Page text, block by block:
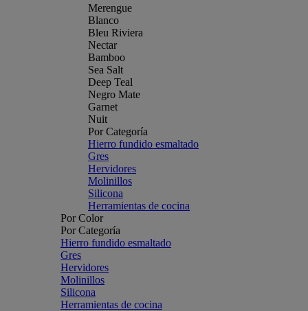
Merengue
Blanco
Bleu Riviera
Nectar
Bamboo
Sea Salt
Deep Teal
Negro Mate
Garnet
Nuit
Por Categoría
Hierro fundido esmaltado
Gres
Hervidores
Molinillos
Silicona
Herramientas de cocina
Por Color
Por Categoría
Hierro fundido esmaltado
Gres
Hervidores
Molinillos
Silicona
Herramientas de cocina